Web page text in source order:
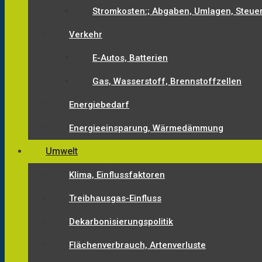
Stromkosten:; Abgaben, Umlagen,
Verkehr
E-Autos, Batterien
Gas, Wasserstoff, Brennstoffzellen
Energiebedarf
Energieeinsparung, Wärmedämmung
Umwelt
Klima, Einflussfaktoren
Treibhausgas-Einfluss
Dekarbonisierungspolitik
Flächenverbrauch, Artenverluste